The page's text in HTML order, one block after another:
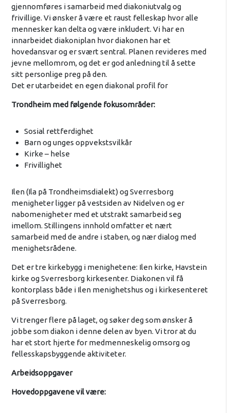
gjennomføres i samarbeid med diakoniutvalg og
frivillige. Vi ønsker å være et raust felleskap hvor alle
mennesker kan delta og være inkludert. Vi har en
innarbeidet diakoniplan hvor diakonen har et
hovedansvar og er svært sentral. Planen revideres med
jevne mellomrom, og det er god anledning til å sette
sitt personlige preg på den.
Det er utarbeidet en egen diakonal profil for
Trondheim med følgende fokusområder:
Sosial rettferdighet
Barn og unges oppvekstsvilkår
Kirke – helse
Frivillighet
Ilen (Ila på Trondheimsdialekt) og Sverresborg
menigheter ligger på vestsiden av Nidelven og er
nabomenigheter med et utstrakt samarbeid seg
imellom. Stillingens innhold omfatter et nært
samarbeid med de andre i staben, og nær dialog med
menighetsrådene.
Det er tre kirkebygg i menighetene: Ilen kirke, Havstein
kirke og Sverresborg kirkesenter. Diakonen vil få
kontorplass både i Ilen menighetshus og i kirkesenteret
på Sverresborg.
Vi trenger flere på laget, og søker deg som ønsker å
jobbe som diakon i denne delen av byen. Vi tror at du
har et stort hjerte for medmenneskelig omsorg og
fellesskapsbyggende aktiviteter.
Arbeidsoppgaver
Hovedoppgavene vil være: